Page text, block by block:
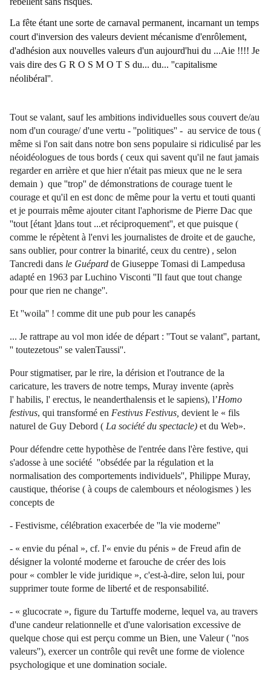
La fête étant une sorte de carnaval permanent, incarnant un temps
court d'inversion des valeurs devient mécanisme d'enrôlement,
d'adhésion aux nouvelles valeurs d'un aujourd'hui du ...Aie !!!! Je
vais dire des G R O S M O T S du... du... ''capitalisme
néolibéral''.
Tout se valant, sauf les ambitions individuelles sous couvert de/au
nom d'un courage/ d'une vertu - ''politiques'' - au service de tous (
même si l'on sait dans notre bon sens populaire si ridiculisé par les
néoidéologues de tous bords ( ceux qui savent qu'il ne faut jamais
regarder en arrière et que hier n'était pas mieux que ne le sera
demain ) que ''trop'' de démonstrations de courage tuent le
courage et qu'il en est donc de même pour la vertu et touti quanti
et je pourrais même ajouter citant l'aphorisme de Pierre Dac que
''tout [étant ]dans tout ...et réciproquement'', et que puisque (
comme le répètent à l'envi les journalistes de droite et de gauche,
sans oublier, pour contrer la binarité, ceux du centre) , selon
Tancredi dans le Guépard de Giuseppe Tomasi di Lampedusa
adapté en 1963 par Luchino Visconti ''Il faut que tout change
pour que rien ne change''.
Et ''woila'' ! comme dit une pub pour les canapés
... Je rattrape au vol mon idée de départ : ''Tout se valant'', partant,
'' toutezetous'' se valenTaussi''.
Pour stigmatiser, par le rire, la dérision et l'outrance de la
caricature, les travers de notre temps, Muray invente (après
l' habilis, l' erectus, le neanderthalensis et le sapiens), l’Homo
festivus, qui transformé en Festivus Festivus, devient le « fils
naturel de Guy Debord ( La société du spectacle) et du Web».
Pour défendre cette hypothèse de l'entrée dans l'ère festive, qui
s'adosse à une société ''obsédée par la régulation et la
normalisation des comportements individuels'', Philippe Muray,
caustique, théorise ( à coups de calembours et néologismes ) les
concepts de
- Festivisme, célébration exacerbée de ''la vie moderne''
- « envie du pénal », cf. l'« envie du pénis » de Freud afin de
désigner la volonté moderne et farouche de créer des lois
pour « combler le vide juridique », c'est-à-dire, selon lui, pour
supprimer toute forme de liberté et de responsabilité.
- « glucocrate », figure du Tartuffe moderne, lequel va, au travers
d'une candeur relationnelle et d'une valorisation excessive de
quelque chose qui est perçu comme un Bien, une Valeur ( ''nos
valeurs''), exercer un contrôle qui revêt une forme de violence
psychologique et une domination sociale.